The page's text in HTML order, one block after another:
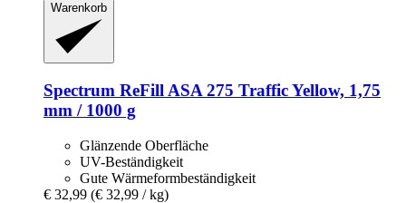
Warenkorb
Spectrum ReFill ASA 275 Traffic Yellow, 1,75
mm / 1000 g
Glänzende Oberfläche
UV-Beständigkeit
Gute Wärmeformbeständigkeit
€ 32,99 (€ 32,99 / kg)